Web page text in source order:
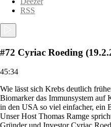
RSS
#72 Cyriac Roeding
45:34
Wie lässt sich Krebs deutlich
Biomarker das Immunsystem auf
in den USA so viel einfacher, ein
Unser Host Thomas Ramge